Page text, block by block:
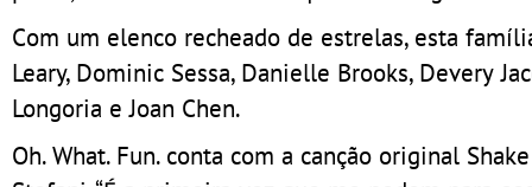
Com um elenco recheado de estrelas, esta
Leary, Dominic Sessa, Danielle Brooks, Devery
Longoria e Joan Chen.
Oh. What. Fun. conta com a canção original